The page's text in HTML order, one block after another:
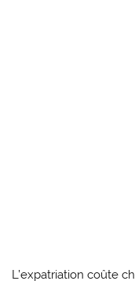
L’expatriation coûte